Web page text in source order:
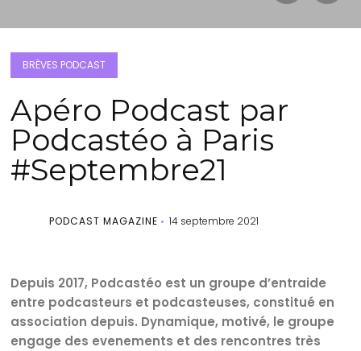
BRÈVES PODCAST
Apéro Podcast par
Podcastéo à Paris
#Septembre21
PODCAST MAGAZINE 14 septembre 2021
Depuis 2017, Podcastéo est un groupe d’entraide
entre podcasteurs et podcasteuses, constitué en
association depuis. Dynamique, motivé, le groupe
engage des evenements et des rencontres très